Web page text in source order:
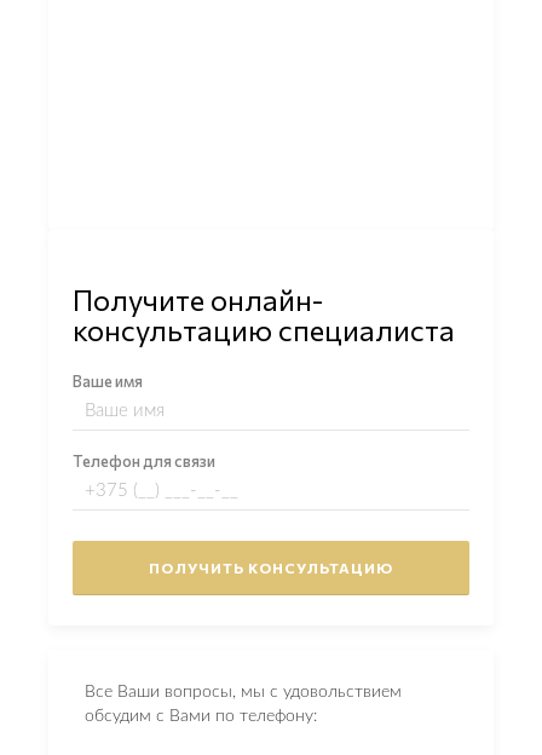
Получите онлайн-
консультацию специалиста
Ваше имя
Телефон для связи
Все Ваши вопросы, мы с удовольствием
обсудим с Вами по телефону: